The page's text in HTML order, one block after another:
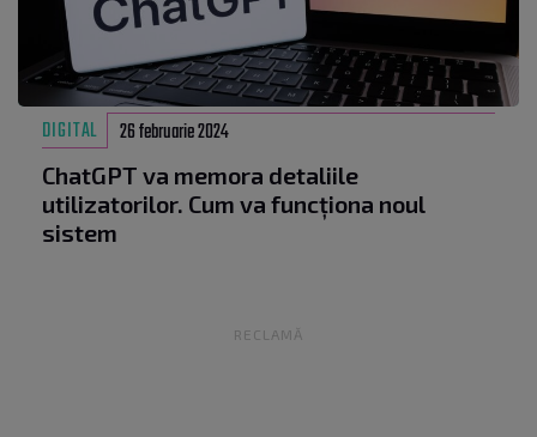
DIGITAL 26 februarie 2024
ChatGPT va memora detaliile
utilizatorilor. Cum va funcționa noul
sistem
RECLAMĂ